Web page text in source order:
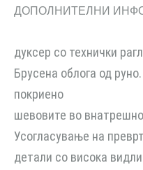
ДОПОЛНИТЕЛНИ
дуксер со технички
Брусена облога од
покриено
шевовите во
Усогласување на
детали со висока